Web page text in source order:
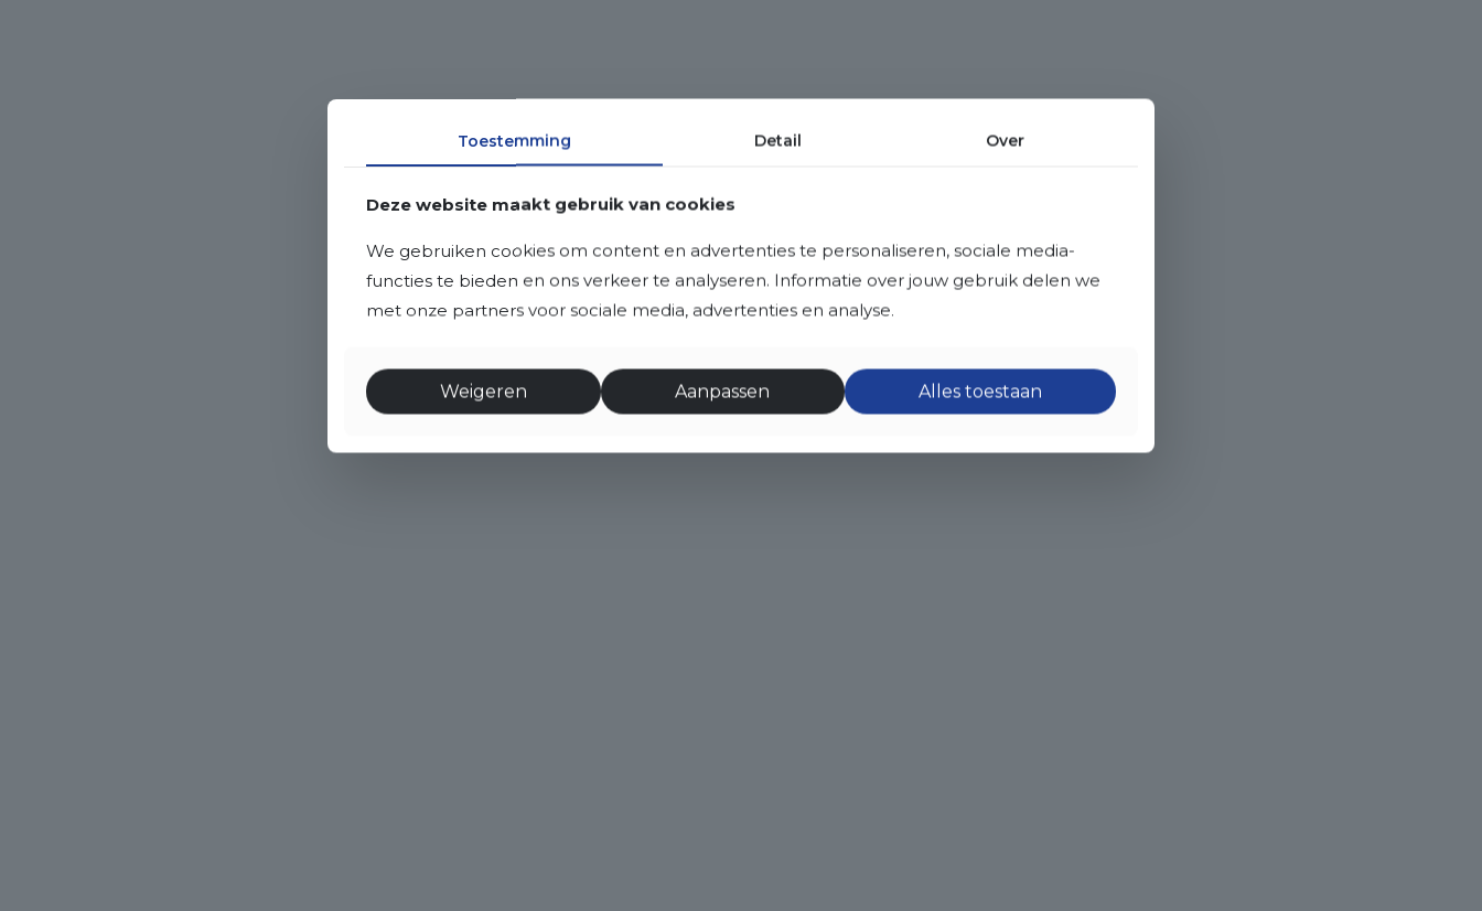
Toestemming Detail Over
Deze website maakt gebruik van cookies
We gebruiken cookies om content en advertenties te personaliseren, sociale media-
functies te bieden en ons verkeer te analyseren. Informatie over jouw gebruik delen we
met onze partners voor sociale media, advertenties en analyse.
Weigeren Aanpassen Alles toestaan